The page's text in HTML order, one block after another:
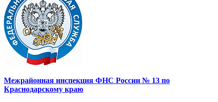
Межрайонная инспекция ФНС России № 13 по
Краснодарскому краю